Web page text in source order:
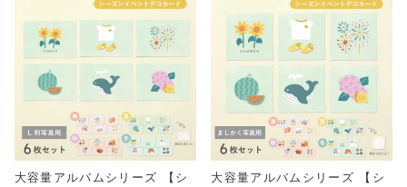
大容量アルバムシリーズ 【シ
大容量アルバムシリーズ 【シ